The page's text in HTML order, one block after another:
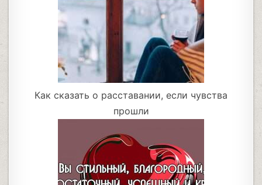
Как сказать о расставании, если чувства
прошли